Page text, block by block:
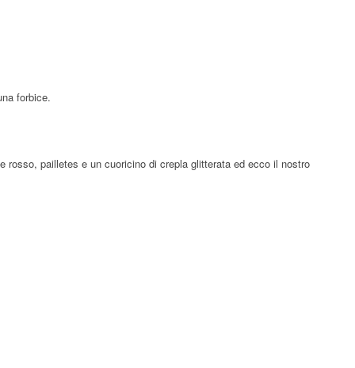
forbice.
rosso, pailletes e un cuoricino di crepla glitterata ed ecco il nostro